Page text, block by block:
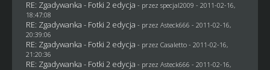
RE: Zgadywanka - Fotki 2 edycja - przez specjal2009 - 2011-02-16,
18:47:08
RE: Zgadywanka - Fotki 2 edycja - przez Asteck666 - 2011-02-16,
20:39:06
RE: Zgadywanka - Fotki 2 edycja - przez Casaletto- 2011-02-16,
21:20:36
RE: Zgadywanka - Fotki 2 edycja - przez Asteck666 - 2011-02-16,